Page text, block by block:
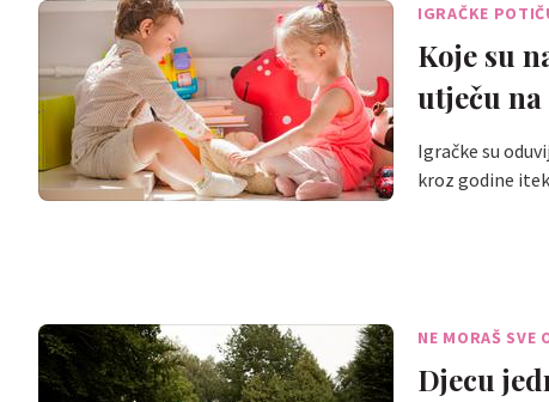
IGRAČKE
Koje su
utječu na
Igračke su
kroz godine
NE MORAŠ SVE
Djecu